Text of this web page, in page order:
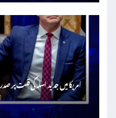
امریکا میں جدید اسلہ کی قلت